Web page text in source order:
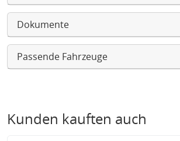
Dokumente
Passende Fahrzeuge
Kunden kauften auch